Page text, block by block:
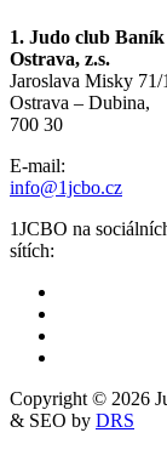
1. Judo club Baník
Ostrava, z.s.
Jaroslava Misky 71/
Ostrava – Dubina,
700 30
E-mail:
info@1jcbo.cz
1JCBO na
sítích:
Copyright © 2026
& SEO by DRS